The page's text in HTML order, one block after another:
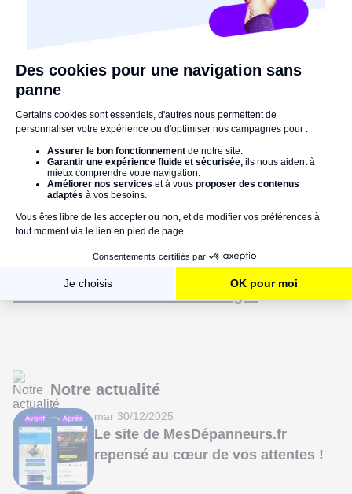
Code d’Erreur sur Lave-Linge Miele
lun 02/03/2026
Code erreur Samsung EcoBubble :
le verdict en 10 secondes (bénin ou
panne sérieuse)
Codes erreur lave-linge Valberg :
signification et solutions
Tous les articles électroménager
Notre actualité
mar 30/12/2025
Le site de MesDépanneurs.fr
repensé au cœur de vos attentes !